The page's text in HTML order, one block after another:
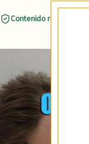
Contenido revisado